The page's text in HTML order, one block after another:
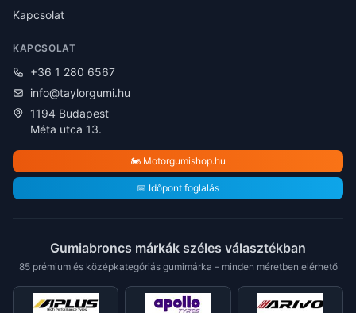
Kapcsolat
KAPCSOLAT
+36 1 280 6567
info@taylorgumi.hu
1194 Budapest
Méta utca 13.
🏍️ Motorgumishop.hu
📅 Időpont foglalás
Gumiabroncs márkák széles választékban
85 prémium és középkategóriás gumimárka – minden méretben elérhető